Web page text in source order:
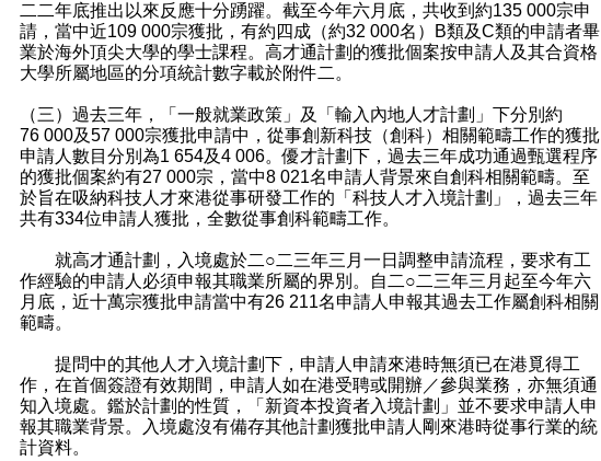
二二年底推出以來反應十分踴躍。截至今年六月底，共收到約135 000宗申
請，當中近109 000宗獲批，有約四成（約32 000名）B類及C類的申請者畢
業於海外頂尖大學的學士課程。高才通計劃的獲批個案按申請人及其合資格
大學所屬地區的分項統計數字載於附件二。
（三）過去三年，「一般就業政策」及「輸入內地人才計劃」下分別約
76 000及57 000宗獲批申請中，從事創新科技（創科）相關範疇工作的獲批
申請人數目分別為1 654及4 006。優才計劃下，過去三年成功通過甄選程序
的獲批個案約有27 000宗，當中8 021名申請人背景來自創科相關範疇。至
於旨在吸納科技人才來港從事研發工作的「科技人才入境計劃」，過去三年
共有334位申請人獲批，全數從事創科範疇工作。
就高才通計劃，入境處於二○二三年三月一日調整申請流程，要求有工
作經驗的申請人必須申報其職業所屬的界別。自二○二三年三月起至今年六
月底，近十萬宗獲批申請當中有26 211名申請人申報其過去工作屬創科相關
範疇。
提問中的其他人才入境計劃下，申請人申請來港時無須已在港覓得工
作，在首個簽證有效期間，申請人如在港受聘或開辦／參與業務，亦無須通
知入境處。鑑於計劃的性質，「新資本投資者入境計劃」並不要求申請人申
報其職業背景。入境處沒有備存其他計劃獲批申請人剛來港時從事行業的統
計資料。